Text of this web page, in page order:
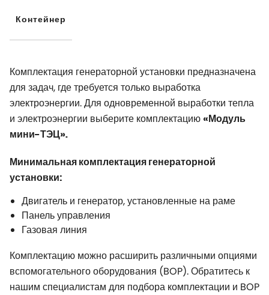
Контейнер
Комплектация генераторной установки предназначена
для задач, где требуется только выработка
электроэнергии. Для одновременной выработки тепла
и электроэнергии выберите комплектацию «Модуль
мини-ТЭЦ».
Минимальная комплектация генераторной
установки:
Двигатель и генератор, установленные на раме
Панель управления
Газовая линия
Комплектацию можно расширить различными опциями
вспомогательного оборудования (BOP). Обратитесь к
нашим специалистам для подбора комплектации и BOP